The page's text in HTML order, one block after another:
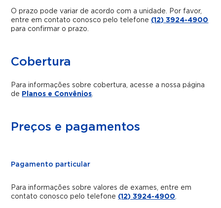
O prazo pode variar de acordo com a unidade. Por favor,
entre em contato conosco pelo telefone (12) 3924-4900
para confirmar o prazo.
Cobertura
Para informações sobre cobertura, acesse a nossa página
de Planos e Convênios
Preços e pagamentos
Pagamento particular
Para informações sobre valores de exames, entre em
contato conosco pelo telefone (12) 3924-4900